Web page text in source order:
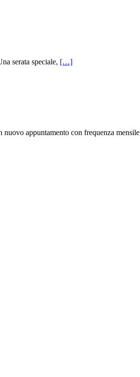
serata speciale, […]
appuntamento con frequenza mensile